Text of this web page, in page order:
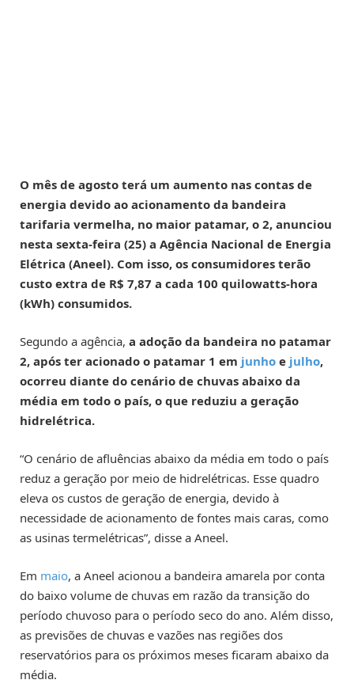
O mês de agosto terá um aumento nas contas de
energia devido ao acionamento da bandeira
tarifaria vermelha, no maior patamar, o 2, anunciou
nesta sexta-feira (25) a Agência Nacional de Energia
Elétrica (Aneel). Com isso, os consumidores terão
custo extra de R$ 7,87 a cada 100 quilowatts-hora
(kWh) consumidos.
Segundo a agência, a adoção da bandeira no patamar
2, após ter acionado o patamar 1 em junho e julho,
ocorreu diante do cenário de chuvas abaixo da
média em todo o país, o que reduziu a geração
hidrelétrica.
“O cenário de afluências abaixo da média em todo o país
reduz a geração por meio de hidrelétricas. Esse quadro
eleva os custos de geração de energia, devido à
necessidade de acionamento de fontes mais caras, como
as usinas termelétricas”, disse a Aneel.
Em maio, a Aneel acionou a bandeira amarela por conta
do baixo volume de chuvas em razão da transição do
período chuvoso para o período seco do ano. Além disso,
as previsões de chuvas e vazões nas regiões dos
reservatórios para os próximos meses ficaram abaixo da
média.